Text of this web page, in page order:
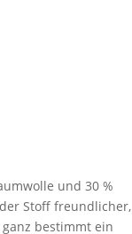
und 30 %
Stoff freundlicher,
bestimmt ein